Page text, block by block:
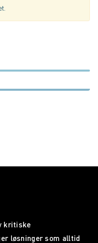
kritiske
løsninger som alltid